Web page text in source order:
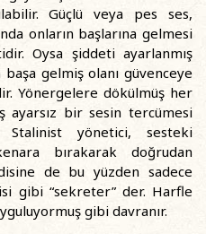
Güçlü veya pes ses,
onların başlarına gelmesi
Oysa şiddeti ayarlanmış
gelmiş olanı güvenceye
Yönergelere dökülmüş her
ayarsız bir sesin tercümesi
Stalinist yönetici, sesteki
bırakarak doğrudan
de bu yüzden sadece
gibi “sekreter” der. Harfle
gibi davranır.